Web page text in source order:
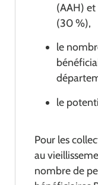
(AAH) et
(30 %),
le
le
Pour les
au
nombre de